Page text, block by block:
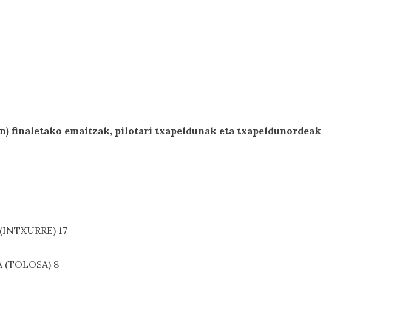
finaletako emaitzak, pilotari txapeldunak eta txapeldunordeak
17
(TOLOSA) 8